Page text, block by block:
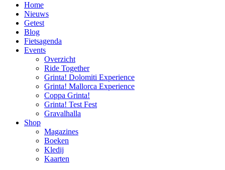
Home
Nieuws
Getest
Blog
Fietsagenda
Events
Overzicht
Ride Together
Grinta! Dolomiti Experience
Grinta! Mallorca Experience
Coppa Grinta!
Grinta! Test Fest
Gravalhalla
Shop
Magazines
Boeken
Kledij
Kaarten